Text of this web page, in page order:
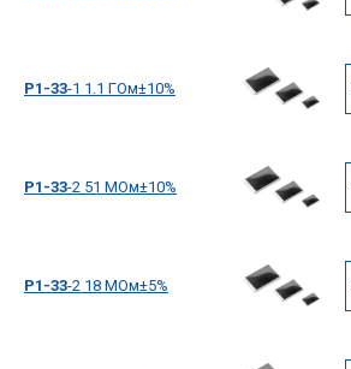
Р1-33-1 1.1 ГОм±10%
Р1-33-2 51 МОм±10%
Р1-33-2 18 МОм±5%